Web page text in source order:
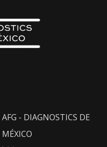
AFG - DIAGNOSTICS DE
MÉXICO